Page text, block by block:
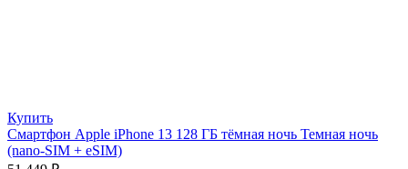
Купить
Смартфон Apple iPhone 13 128 ГБ тёмная ночь Темная ночь
(nano-SIM + eSIM)